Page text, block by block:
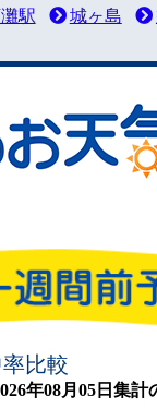
駅 城ヶ島
比較
年08月05日集計